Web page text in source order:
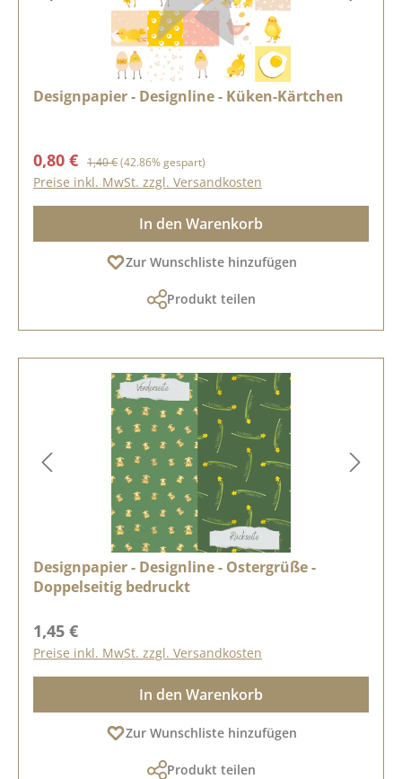
Designpapier - Designline - Küken-Kärtchen
Verkaufspreis:
0,80 € Regulärer Preis:
1,40 €(42.86% gespart)
Preise inkl. MwSt. zzgl. Versandkosten
In den Warenkorb
Zur Wunschliste hinzufügen
Produkt teilen
Designpapier - Designline - Ostergrüße -
Doppelseitig bedruckt
Regulärer Preis:
1,45 €
Preise inkl. MwSt. zzgl. Versandkosten
In den Warenkorb
Zur Wunschliste hinzufügen
Produkt teilen